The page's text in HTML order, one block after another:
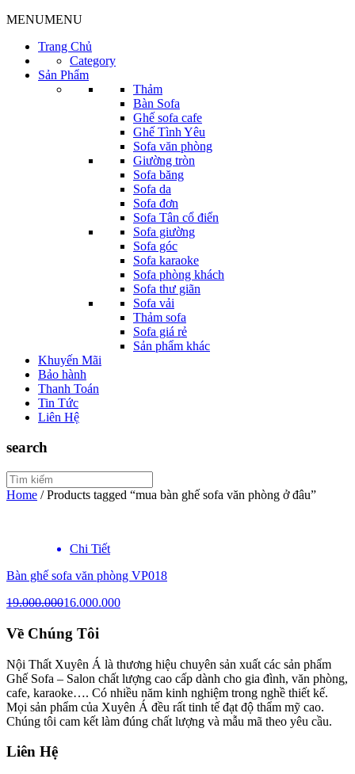
MENUMENU
Trang Chủ
Category
Sản Phẩm
Thảm
Bàn Sofa
Ghế sofa cafe
Ghế Tình Yêu
Sofa văn phòng
Giường tròn
Sofa băng
Sofa da
Sofa đơn
Sofa Tân cổ điển
Sofa giường
Sofa góc
Sofa karaoke
Sofa phòng khách
Sofa thư giãn
Sofa vải
Thảm sofa
Sofa giá rẻ
Sản phẩm khác
Khuyến Mãi
Bảo hành
Thanh Toán
Tin Tức
Liên Hệ
search
Home /Products tagged “mua bàn ghế sofa văn phòng ở đâu”
Chi Tiết
Bàn ghế sofa văn phòng VP018
19.000.00016.000.000
Về Chúng Tôi
Nội Thất Xuyên Á là thương hiệu chuyên sản xuất các sản phẩm
Ghế Sofa – Salon chất lượng cao cấp dành cho gia đình, văn phòng,
cafe, karaoke…. Có nhiều năm kinh nghiệm trong nghề thiết kế.
Mọi sản phẩm của Xuyên Á đều rất tinh tế đạt độ thẩm mỹ cao.
Chúng tôi cam kết làm đúng chất lượng và mẫu mã theo yêu cầu.
Liên Hệ